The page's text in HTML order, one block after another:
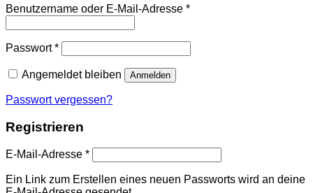
Benutzername oder E-Mail-Adresse *Erforderlich
Passwort*Erforderlich
Angemeldet bleiben Anmelden
Passwort vergessen?
Registrieren
E-Mail-Adresse *Erforderlich
Ein Link zum Erstellen eines neuen Passworts wird an deine